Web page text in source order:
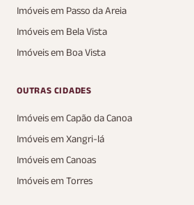
Imóveis em Passo da Areia
Imóveis em Bela Vista
Imóveis em Boa Vista
OUTRAS CIDADES
Imóveis em Capão da Canoa
Imóveis em Xangri-lá
Imóveis em Canoas
Imóveis em Torres